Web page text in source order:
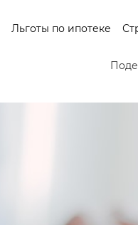
Льготы по ипотеке